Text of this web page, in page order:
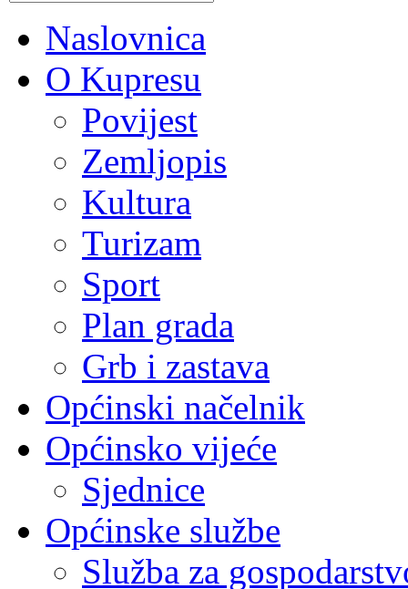
Naslovnica
O Kupresu
Povijest
Zemljopis
Kultura
Turizam
Sport
Plan grada
Grb i zastava
Općinski načelnik
Općinsko vijeće
Sjednice
Općinske službe
Služba za